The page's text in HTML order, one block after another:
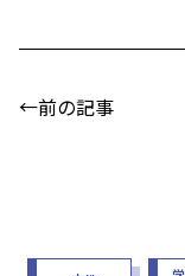
←前の記事